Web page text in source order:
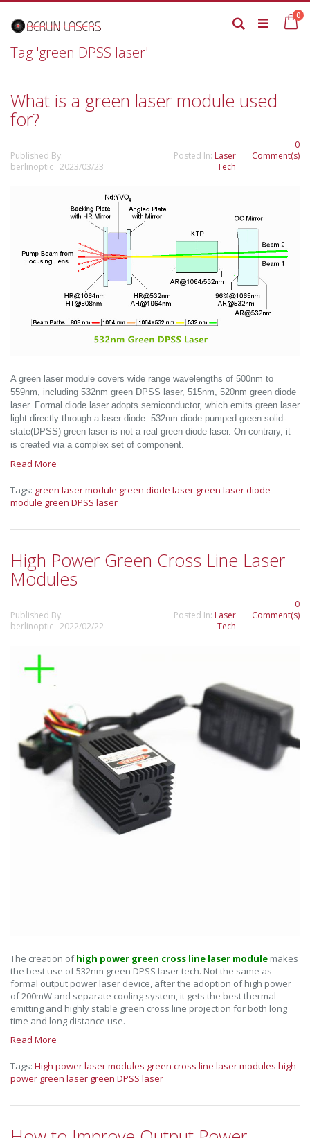
to
Content
0
Search
Tag 'green DPSS laser'
What is a green laser module used
for?
Published By:
berlinoptic 2023/03/23
Posted In: Laser
Tech
0
Comment(s)
A green laser module covers wide range wavelengths of 500nm to
559nm, including 532nm green DPSS laser, 515nm, 520nm green diode
laser. Formal diode laser adopts semiconductor, which emits green laser
light directly through a laser diode. 532nm diode pumped green solid-
state(DPSS) green laser is not a real green diode laser. On contrary, it
is created via a complex set of component.
Read More
Tags: green laser module green diode laser green laser diode
module green DPSS laser
High Power Green Cross Line Laser
Modules
Published By:
berlinoptic 2022/02/22
Posted In: Laser
Tech
0
Comment(s)
The creation ofhigh power green cross line laser module makes
the best use of 532nm green DPSS laser tech. Not the same as
formal output power laser device, after the adoption of high power
of 200mW and separate cooling system, it gets the best thermal
emitting and highly stable green cross line projection for both long
time and long distance use.
Read More
Tags: High power laser modules green cross line laser modules high
power green laser green DPSS laser